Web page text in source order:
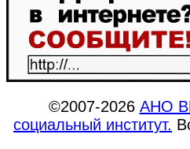
©2007-2026 АНО
социальный институт.